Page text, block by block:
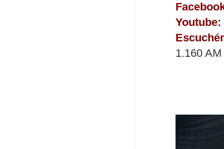
Youtube:
1.160